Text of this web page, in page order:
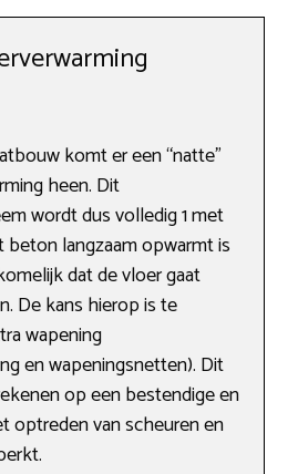
komt er een “natte”
heen. Dit
wordt dus volledig 1 met
langzaam opwarmt is
dat de vloer gaat
De kans hierop is te
wapening
en wapeningsnetten). Dit
op een bestendige en
optreden van scheuren en